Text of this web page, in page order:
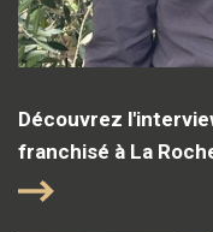
Découvrez
franchisé à La